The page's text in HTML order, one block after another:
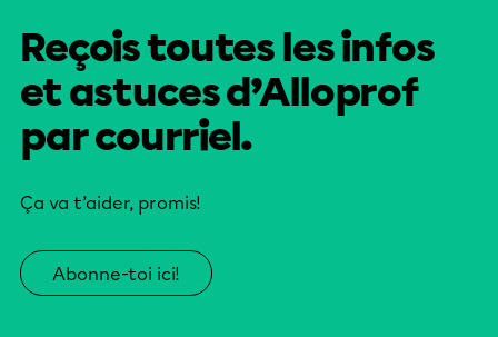
Reçois toutes les infos
et astuces d’Alloprof
par courriel.
Ça va t’aider, promis!
Abonne-toi ici!